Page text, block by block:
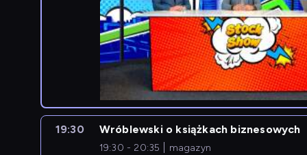
19:30 Wróblewski o książkach biznesowych
19:30 - 20:35 magazyn